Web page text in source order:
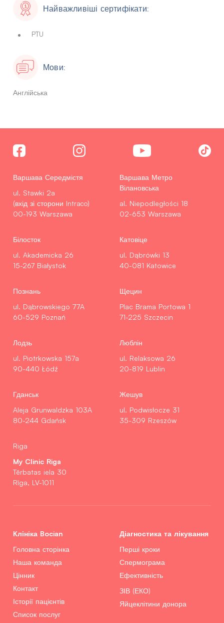
Найважливіші сертифікати:
PTU
Мови:
Англійська
Варшава Середмістя
ul. Stawki 2a
(вхід зі сторони Intraco)
00-193 Warszawa
Варшава Метро
Вілановська
al. Niepodległości 18
02-653 Warszawa
Білосток
ul. Akademicka 26
15-267 Białystok
Катовіце
ul. Dąbrówki 13
40-081 Katowice
Познань
ul. Dąbrowskiego 77A
60-529 Poznań
Щецин
Plac Brama Portowa 1
71-225 Szczecin
Лодзь
ul. Piotrkowska 157a
90-440 Łódź
Люблін
ul. Relaksowa 26
20-819 Lublin
Гданськ
Aleja Grunwaldzka 103A
80-244 Gdańsk
Жешув
ul. Podwisłocze 31
35-309 Rzeszów
Riga
My Clinic Riga
Tērbatas iela 30
Rīga, LV-1011
Клініка Bocian
Головна сторінка
Наша команда
Цінник
Контакт
Історії пацієнтів
Список послуг
Діагностика та лікування
Перші кроки
Спермограма
Ефективність
ЗІВ (ЕКО)
Яйцеклітини донора